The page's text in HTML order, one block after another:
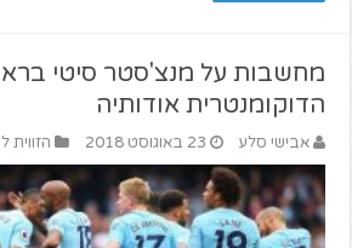
מחשבות על מנצ'סטר סיטי
הדוקומנטרית אודותיה
אבישי סלע 23 באוגוסט 2018 הזווית